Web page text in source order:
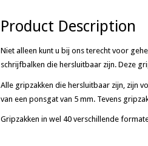
Product Description
Niet alleen kunt u bij ons terecht voor
schrijfbalken die hersluitbaar zijn. Deze
Alle gripzakken die hersluitbaar zijn, zijn
van een ponsgat van 5 mm. Tevens
Gripzakken in wel 40 verschillende